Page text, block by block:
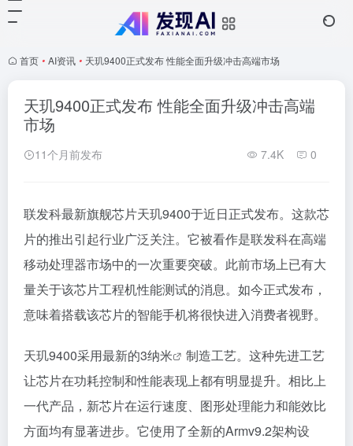
首页 • AI资讯 • 天玑9400正式发布 性能全面升级冲击高端市场
天玑9400正式发布 性能全面升级冲击高端
市场
11个月前发布 7.4K 0
联发科最新旗舰芯片天玑9400于近日正式发布。这款芯
片的推出引起行业广泛关注。它被看作是联发科在高端
移动处理器市场中的一次重要突破。此前市场上已有大
量关于该芯片工程机性能测试的消息。如今正式发布，
意味着搭载该芯片的智能手机将很快进入消费者视野。
天玑9400采用最新的3纳米
制造工艺。这种先进工艺
让芯片在功耗控制和性能表现上都有明显提升。相比上
一代产品，新芯片在运行速度、图形处理能力和能效比
方面均有显著进步。它使用了全新的Armv9.2架构设